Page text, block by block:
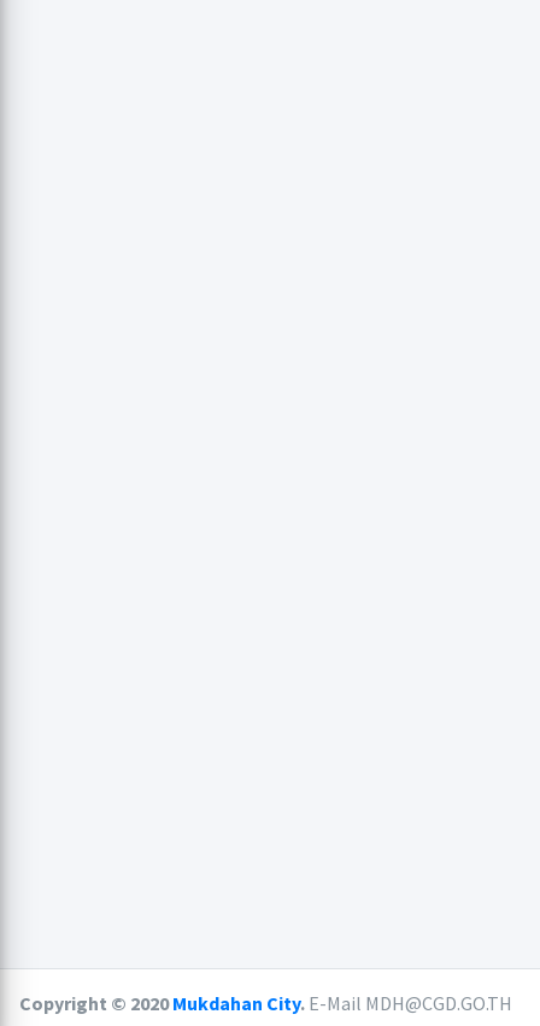
Copyright © 2020Mukdahan City. E-Mail MDH@CGD.GO.TH